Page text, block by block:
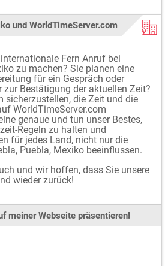
und WorldTimeServer.com
Fern Anruf bei
zu machen? Sie planen eine
für ein Gespräch oder
zur Bestätigung der aktuellen Zeit?
sicherzustellen, die Zeit und die
WorldTimeServer.com
genaue und tun unser Bestes,
Regeln zu halten und
für jedes Land, nicht nur die
Puebla, Mexiko beeinflussen.
und wir hoffen, dass Sie unsere
wieder zurück!
meiner Webseite präsentieren!